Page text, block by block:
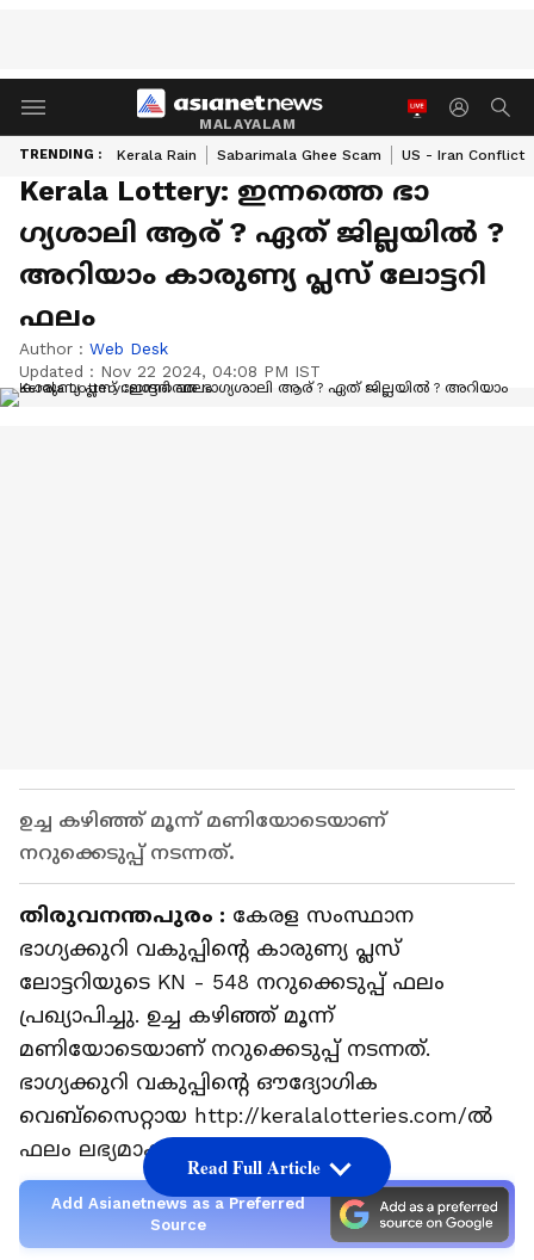
MALAYALAM
TRENDING : Kerala Rain Sabarimala Ghee Scam US - Iran Conflict
Kerala Lottery: ഇന്നത്തെ ഭാ​
ഗ്യശാലി ആര് ? ഏത് ജില്ലയിൽ ?
അറിയാം കാരുണ്യ പ്ലസ് ലോട്ടറി
ഫലം
Author : Web Desk
Updated : Nov 22 2024, 04:08 PM IST
ഉച്ച കഴിഞ്ഞ് മൂന്ന് മണിയോടെയാണ്
നറുക്കെടുപ്പ് നടന്നത്.
തിരുവനന്തപുരം : കേരള സംസ്ഥാന
ഭാഗ്യക്കുറി വകുപ്പിന്റെ കാരുണ്യ പ്ലസ്
ലോട്ടറിയുടെ KN - 548 നറുക്കെടുപ്പ് ഫലം
പ്രഖ്യാപിച്ചു. ഉച്ച കഴിഞ്ഞ് മൂന്ന്
മണിയോടെയാണ് നറുക്കെടുപ്പ് നടന്നത്.
ഭാഗ്യക്കുറി വകുപ്പിന്റെ ഔദ്യോഗിക
വെബ്‌സൈറ്റായ http://keralalotteries.com/ൽ
ഫലം ലഭ്യമാകും.
Add Asianetnews as a Preferred
Source
Read Full Article